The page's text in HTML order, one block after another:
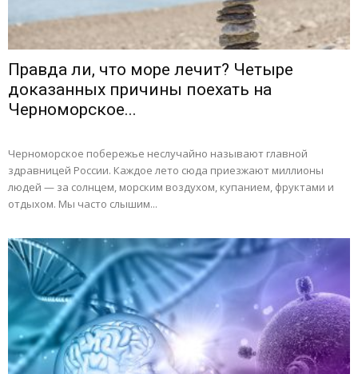
Правда ли, что море лечит? Четыре
доказанных причины поехать на
Черноморское...
Черноморское побережье неслучайно называют главной
здравницей России. Каждое лето сюда приезжают миллионы
людей — за солнцем, морским воздухом, купанием, фруктами и
отдыхом. Мы часто слышим...